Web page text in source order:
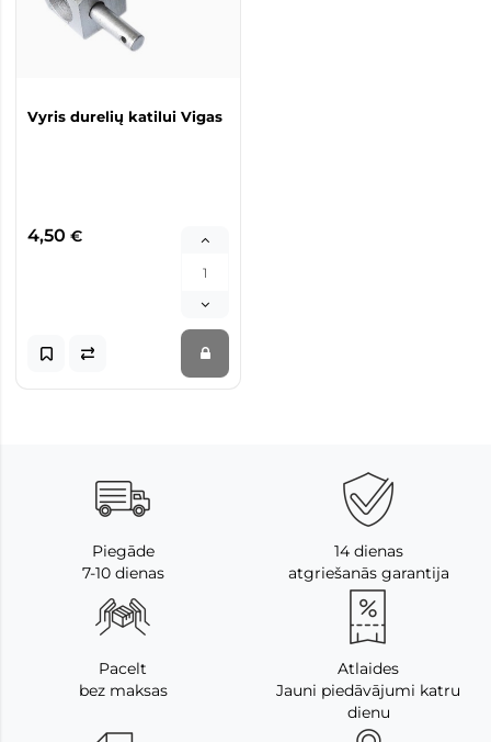
Vyris durelių katilui Vigas
4,50 €
Piegāde
7-10 dienas
14 dienas
atgriešanās garantija
Pacelt
bez maksas
Atlaides
Jauni piedāvājumi katru
dienu